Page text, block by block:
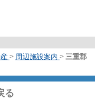
> 周辺施設案内 > 三重郡
る